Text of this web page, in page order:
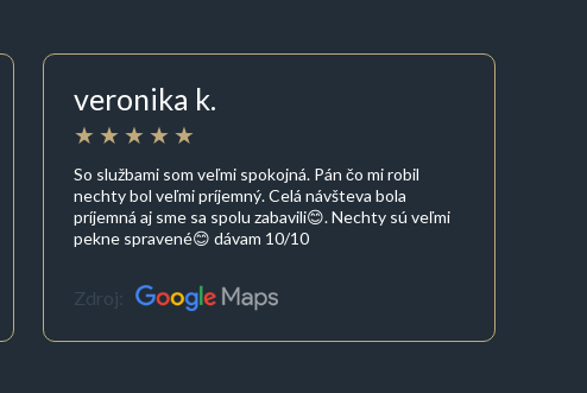
veronika k.
So službami som veľmi spokojná. Pán čo mi robil
nechty bol veľmi príjemný. Celá návšteva bola
príjemná aj sme sa spolu zabavili😊. Nechty sú veľmi
pekne spravené😊 dávam 10/10
Zdroj: